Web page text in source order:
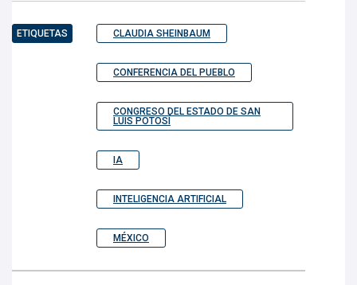
ETIQUETAS CLAUDIA SHEINBAUM
CONFERENCIA DEL PUEBLO
CONGRESO DEL ESTADO DE SAN
LUIS POTOSÍ
IA
INTELIGENCIA ARTIFICIAL
MÉXICO